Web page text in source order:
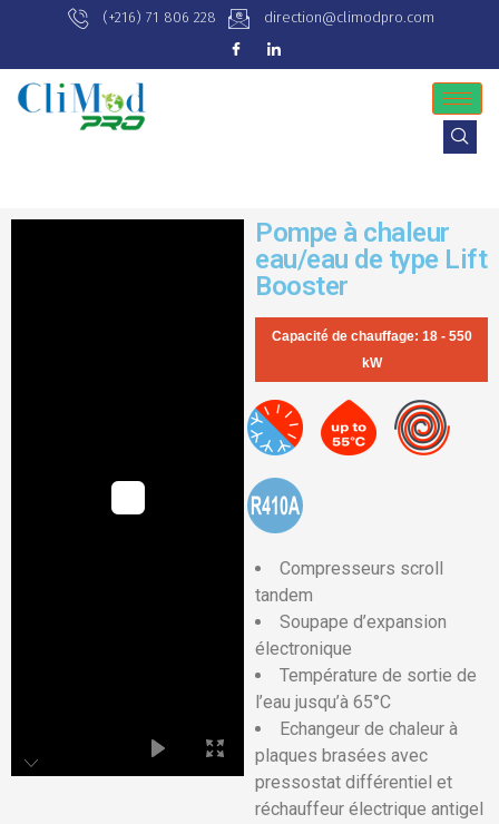
(+216) 71 806 228 direction@climodpro.com
Pompe à chaleur
eau/eau de type Lift
Booster
Capacité de chauffage: 18 - 550
kW
Compresseurs scroll
tandem
Soupape d’expansion
électronique
Température de sortie de
l’eau jusqu’à 65°C
Echangeur de chaleur à
plaques brasées avec
pressostat différentiel et
réchauffeur électrique antigel